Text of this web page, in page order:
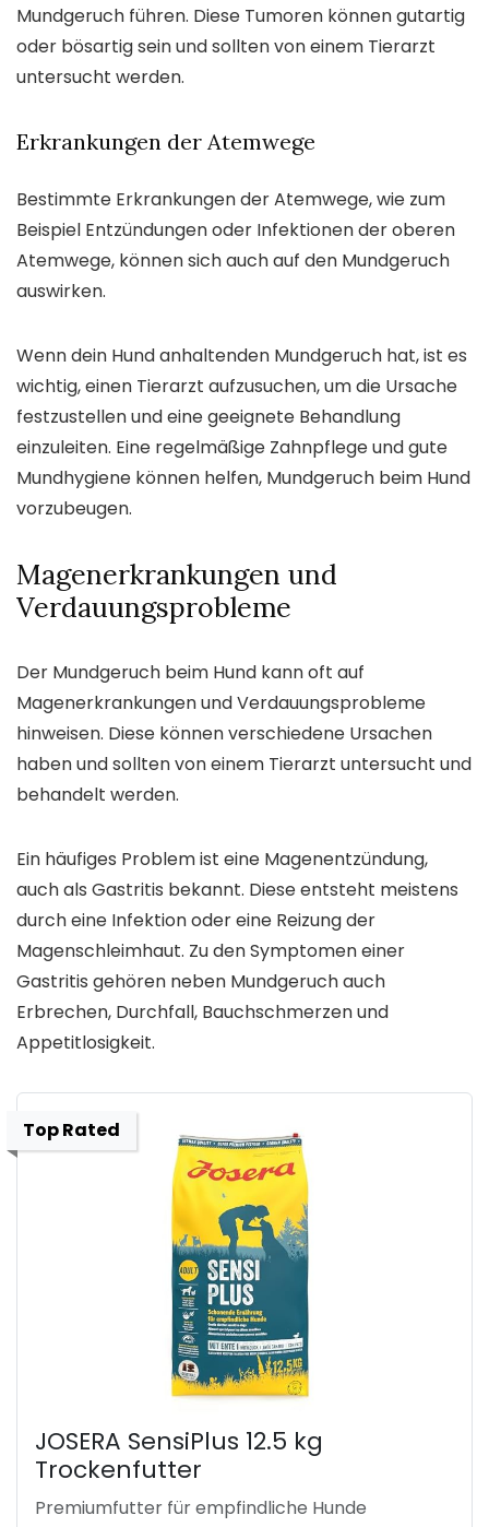
Mundgeruch führen. Diese Tumoren können gutartig
oder bösartig sein und sollten von einem Tierarzt
untersucht werden.
Erkrankungen der Atemwege
Bestimmte Erkrankungen der Atemwege, wie zum
Beispiel Entzündungen oder Infektionen der oberen
Atemwege, können sich auch auf den Mundgeruch
auswirken.
Wenn dein Hund anhaltenden Mundgeruch hat, ist es
wichtig, einen Tierarzt aufzusuchen, um die Ursache
festzustellen und eine geeignete Behandlung
einzuleiten. Eine regelmäßige Zahnpflege und gute
Mundhygiene können helfen, Mundgeruch beim Hund
vorzubeugen.
Magenerkrankungen und
Verdauungsprobleme
Der Mundgeruch beim Hund kann oft auf
Magenerkrankungen und Verdauungsprobleme
hinweisen. Diese können verschiedene Ursachen
haben und sollten von einem Tierarzt untersucht und
behandelt werden.
Ein häufiges Problem ist eine Magenentzündung,
auch als Gastritis bekannt. Diese entsteht meistens
durch eine Infektion oder eine Reizung der
Magenschleimhaut. Zu den Symptomen einer
Gastritis gehören neben Mundgeruch auch
Erbrechen, Durchfall, Bauchschmerzen und
Appetitlosigkeit.
Top Rated
JOSERA SensiPlus 12.5 kg
Trockenfutter
Premiumfutter für empfindliche Hunde